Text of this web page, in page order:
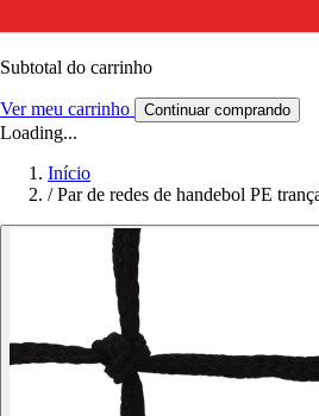
Subtotal do carrinho
Ver meu carrinho Continuar comprando
Loading...
Início
/ Par de redes de handebol PE